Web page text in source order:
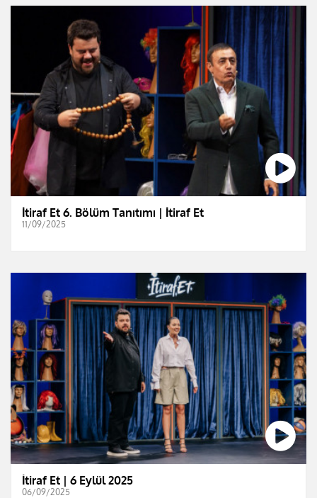
İtiraf Et 6. Bölüm Tanıtımı | İtiraf Et
11/09/2025
İtiraf Et | 6 Eylül 2025
06/09/2025